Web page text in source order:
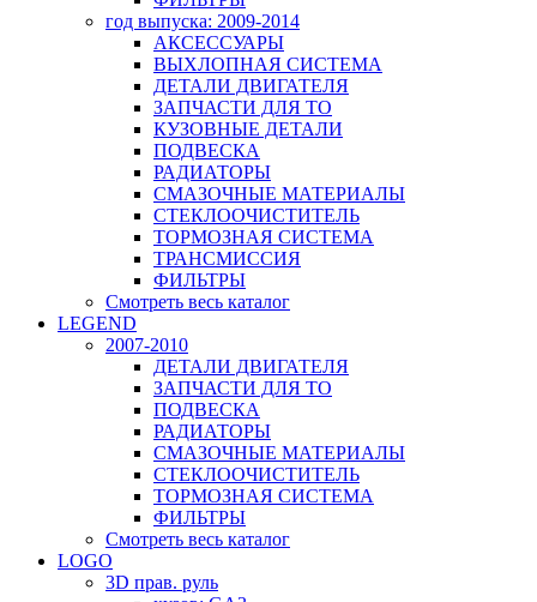
год выпуска: 2009-2014
АКСЕССУАРЫ
ВЫХЛОПНАЯ СИСТЕМА
ДЕТАЛИ ДВИГАТЕЛЯ
ЗАПЧАСТИ ДЛЯ ТО
КУЗОВНЫЕ ДЕТАЛИ
ПОДВЕСКА
РАДИАТОРЫ
СМАЗОЧНЫЕ МАТЕРИАЛЫ
СТЕКЛООЧИСТИТЕЛЬ
ТОРМОЗНАЯ СИСТЕМА
ТРАНСМИССИЯ
ФИЛЬТРЫ
Смотреть весь каталог
LEGEND
2007-2010
ДЕТАЛИ ДВИГАТЕЛЯ
ЗАПЧАСТИ ДЛЯ ТО
ПОДВЕСКА
РАДИАТОРЫ
СМАЗОЧНЫЕ МАТЕРИАЛЫ
СТЕКЛООЧИСТИТЕЛЬ
ТОРМОЗНАЯ СИСТЕМА
ФИЛЬТРЫ
Смотреть весь каталог
LOGO
3D прав. руль